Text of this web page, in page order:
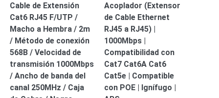
Contra
Descargas
Corriente
Alterna
Corriente
Directa
Servidores
/
Almacenamiento
AccesoriosDiscos
Cable de Extensión
Cat6 RJ45 F/UTP /
Macho a Hembra / 2m
/ Método de conexión
568B / Velocidad de
transmisión 1000Mbps
/ Ancho de banda del
canal 250MHz / Caja
Acoplador (Extensor
de Cable Ethernet
RJ45 a RJ45) |
1000Mbps |
Compatibilidad con
Cat7 Cat6A Cat6
Cat5e | Compatible
con POE | Ignífugo |